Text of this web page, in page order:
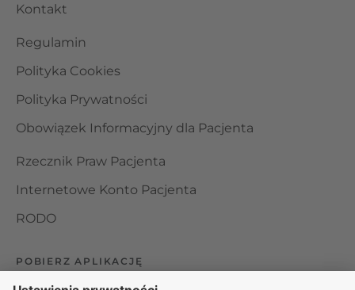
Kontakt
Regulamin
Polityka Cookies
Polityka Prywatności
Obowiązek Informacyjny dla Pacjenta
Rzecznik Praw Pacjenta
Internetowe Konto Pacjenta
RODO
POBIERZ APLIKACJĘ